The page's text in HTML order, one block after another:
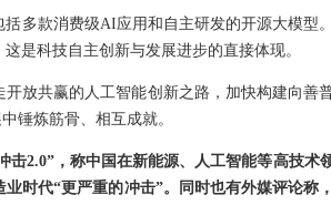
多款消费级AI应用和自主研发的开源大模型
是科技自主创新与发展进步的直接体现。
放共赢的人工智能创新之路，加快构建向善
锤炼筋骨、相互成就。
2.0”，称中国在新能源、人工智能等高技术
时代“更严重的冲击”。同时也有外媒评论称